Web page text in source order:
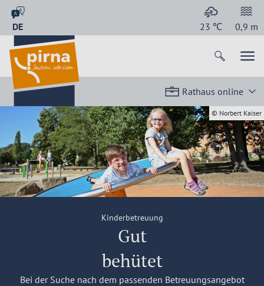
DE 23 ℃ 0,9 m
Rathaus online
Kinderbetreuung
Gut
behütet
Bei der Suche nach dem passenden Betreuungsangebot
© Norbert Kaiser